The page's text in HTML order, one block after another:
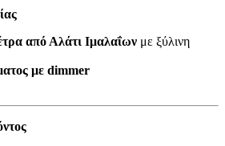
από Αλάτι Ιμαλαΐων με ξύλινη
με dimmer